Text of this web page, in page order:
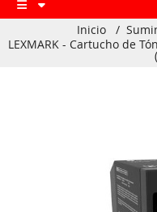
Inicio /
LEXMARK - Cartucho de